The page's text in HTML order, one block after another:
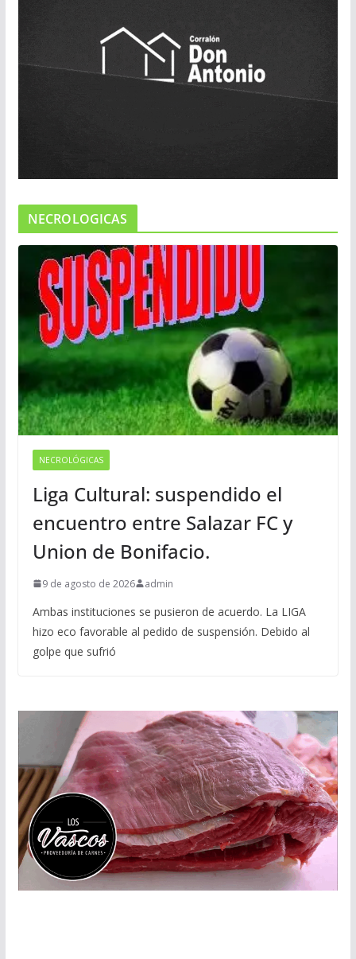
NECROLOGICAS
NECROLÓGICAS
Liga Cultural: suspendido el
encuentro entre Salazar FC y
Union de Bonifacio.
9 de agosto de 2026 admin
Ambas instituciones se pusieron de acuerdo. La LIGA
hizo eco favorable al pedido de suspensión. Debido al
golpe que sufrió